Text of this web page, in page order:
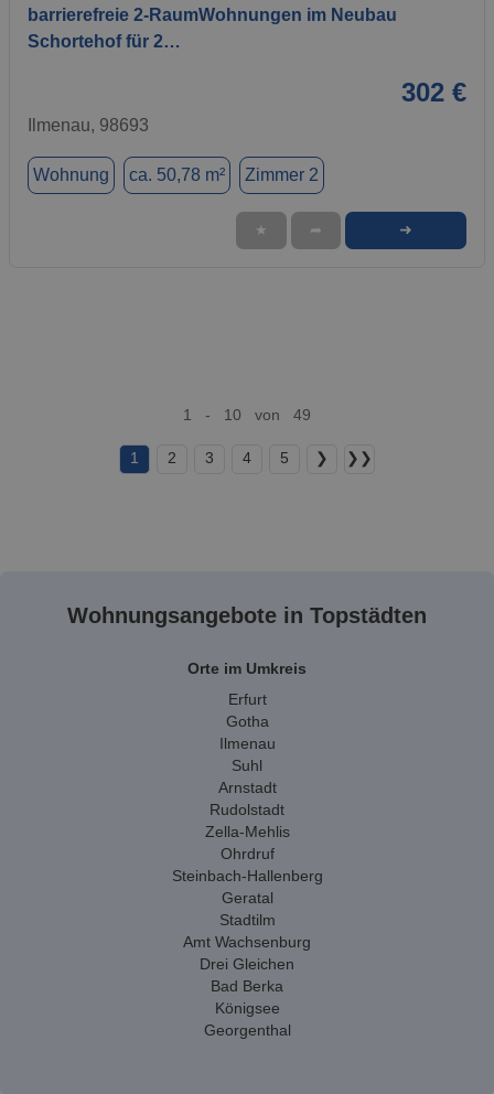
barrierefreie 2-RaumWohnungen im Neubau
Schortehof für 2…
302 €
Ilmenau, 98693
Wohnung ca. 50,78 m² Zimmer 2
★ ➦ ➜
1 - 10 von 49
1 2 3 4 5 ❯ ❯❯
Wohnungsangebote in Topstädten
Orte im Umkreis
Erfurt
Gotha
Ilmenau
Suhl
Arnstadt
Rudolstadt
Zella-Mehlis
Ohrdruf
Steinbach-Hallenberg
Geratal
Stadtilm
Amt Wachsenburg
Drei Gleichen
Bad Berka
Königsee
Georgenthal